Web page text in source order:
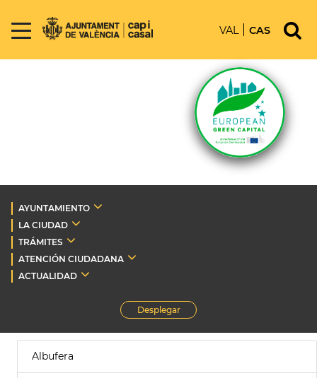
VAL CAS
AYUNTAMIENTO
LA CIUDAD
TRÁMITES
ATENCIÓN CIUDADANA
ACTUALIDAD
Desplegar
Albufera